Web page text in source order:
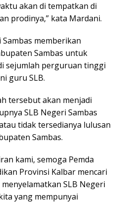
akan di tempatkan di
prodinya,” kata Mardani.
memberikan
Sambas untuk
sejumlah perguruan tinggi
guru SLB.
tersebut akan menjadi
SLB Negeri Sambas
tidak tersedianya lulusan
Sambas.
kami, semoga Pemda
Provinsi Kalbar mencari
SLB Negeri
yang mempunyai